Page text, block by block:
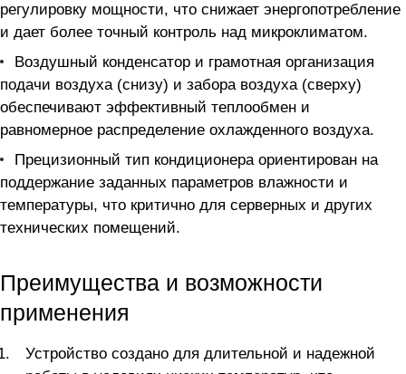
регулировку мощности, что снижает энергопотребление
и дает более точный контроль над микроклиматом.
Воздушный конденсатор и грамотная организация
подачи воздуха (снизу) и забора воздуха (сверху)
обеспечивают эффективный теплообмен и
равномерное распределение охлажденного воздуха.
Прецизионный тип кондиционера ориентирован на
поддержание заданных параметров влажности и
температуры, что критично для серверных и других
технических помещений.
Преимущества и возможности
применения
Устройство создано для длительной и надежной